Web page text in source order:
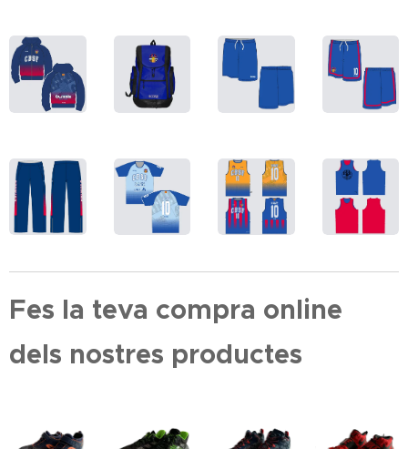
Fes la teva compra online
dels nostres productes